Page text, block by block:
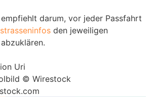
darum, vor jeder Passfahrt
den jeweiligen
Uri
© Wirestock